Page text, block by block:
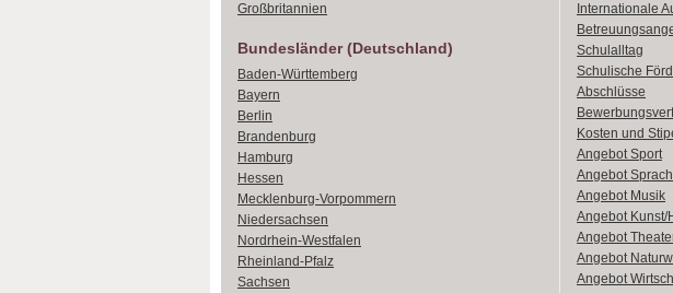
Großbritannien
Bundesländer (Deutschland)
Baden-Württemberg
Bayern
Berlin
Brandenburg
Hamburg
Hessen
Mecklenburg-Vorpommern
Niedersachsen
Nordrhein-Westfalen
Rheinland-Pfalz
Sachsen
Internationale
Schulalltag
Schulische
Abschlüsse
Kosten und
Angebot Sport
Angebot
Angebot Musik
Angebot Kunst/
Angebot
Angebot
Angebot